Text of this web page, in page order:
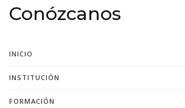
Conózcanos
INICIO
INSTITUCIÓN
FORMACIÓN